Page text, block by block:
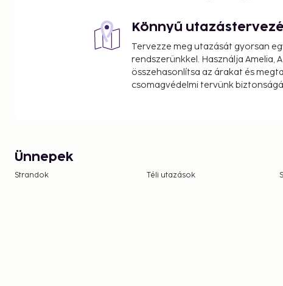
Könnyű
Tervezze meg utazását gyorsan
rendszerünkkel. Használja Amelia,
összehasonlítsa az árakat és
csomagvédelmi tervünk
Ünnepek
Strandok Téli utazások